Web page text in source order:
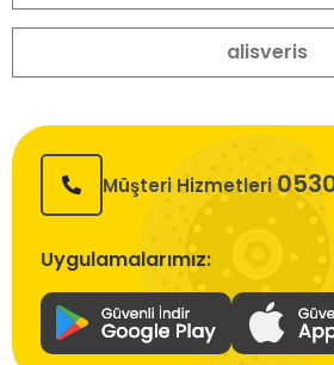
alisveris
Müşteri Hizmetleri
Uygulamalarımız: